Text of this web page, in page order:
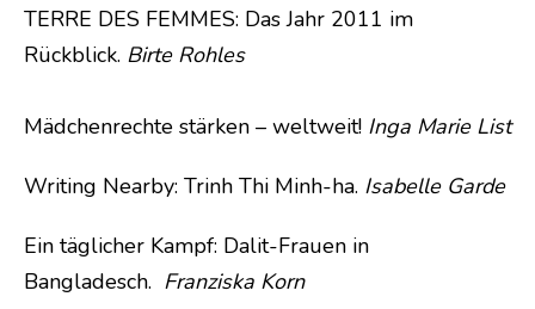
TERRE DES FEMMES: Das Jahr 2011 im
Rückblick. Birte Rohles
Mädchenrechte stärken – weltweit! Inga Marie List
Writing Nearby: Trinh Thi Minh-ha. Isabelle Garde
Ein täglicher Kampf: Dalit-Frauen in
Bangladesch. Franziska Korn